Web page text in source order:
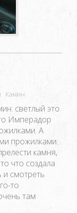
Камин
светлый это
Имперадор
А
прожилками.
камня,
что создала
и смотреть
то
там